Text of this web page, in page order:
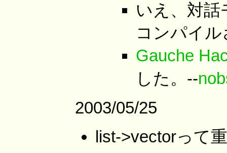
いえ、対話
コンパイ
Gauche
した。--
2003/05/25
list->vectorって